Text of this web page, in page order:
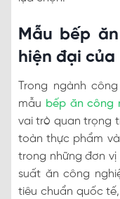
Mẫu bếp
hiện đại của
Trong ngành
mẫu bếp ăn công
vai trò quan trọng
toàn thực phẩm
trong những đơn
suất ăn công
tiêu chuẩn quốc